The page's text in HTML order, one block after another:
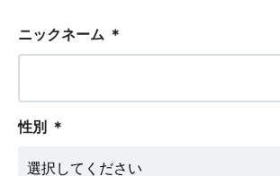
ニックネーム ＊
性別 ＊